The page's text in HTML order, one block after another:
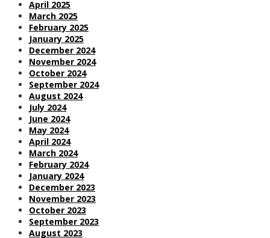
April 2025
March 2025
February 2025
January 2025
December 2024
November 2024
October 2024
September 2024
August 2024
July 2024
June 2024
May 2024
April 2024
March 2024
February 2024
January 2024
December 2023
November 2023
October 2023
September 2023
August 2023